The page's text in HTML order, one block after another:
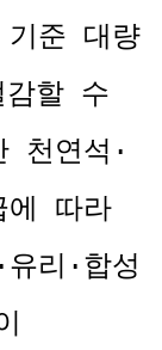
준 대량
감할 수
천연석·
에 따라
리·합성